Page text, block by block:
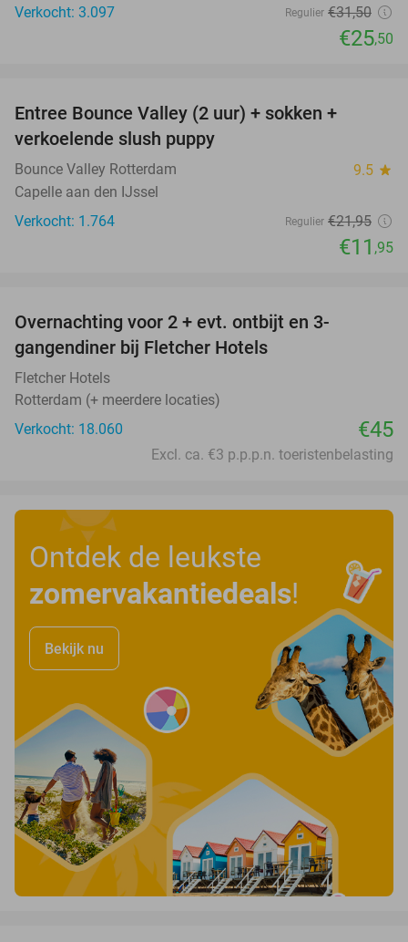
Verkocht: 3.097
Regulier €31,50
€25,50
Entree Bounce Valley (2 uur) + sokken +
verkoelende slush puppy
Bounce Valley Rotterdam 9.5 star
Capelle aan den IJssel
Verkocht: 1.764
Regulier €21,95
€11 ,95
Overnachting voor 2 + evt. ontbijt en 3-
gangendiner bij Fletcher Hotels
Fletcher Hotels
Rotterdam (+ meerdere locaties)
Verkocht: 18.060
€45
Excl. ca. €3 p.p.p.n. toeristenbelasting
Ontdek de leukste
zomervakantiedeals!
Bekijk nu